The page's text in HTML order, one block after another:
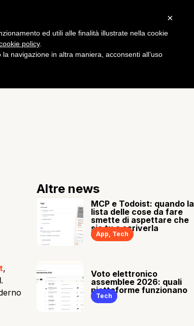
,
.
Altre news
MCP e Todoist: quando la
lista delle cose da fare
smette di aspettare che
sia tu a scriverla
App, Tech
Voto elettronico
assemblee 2026: quali
piattaforme funzionano
Tech
×
ed utili alle finalità illustrate nella cookie
policy.
navigazione in altra maniera, acconsenti all’uso